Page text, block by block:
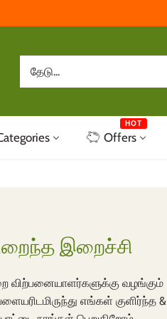
Offers
HOT
இறைச்சி
விற்பனையாளர்களுக்கு வழங்கும்
எங்கள் குளிர்ந்த &